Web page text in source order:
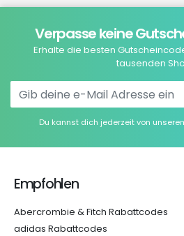
Verpasse keine
Erhalte die besten
tausenden
Du kannst dich jederzeit von
Empfohlen
Abercrombie & Fitch Rabattcodes
adidas Rabattcodes